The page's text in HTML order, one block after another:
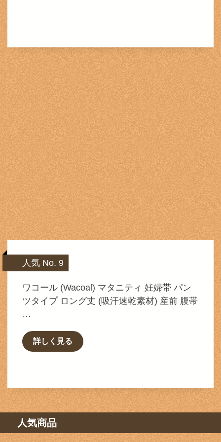
人気 No. 9
ワコール (Wacoal) マタニティ 妊婦帯 パン
ツタイプ ロング丈 (吸汗速乾素材) 産前 腹帯
…
詳しく見る
人気商品